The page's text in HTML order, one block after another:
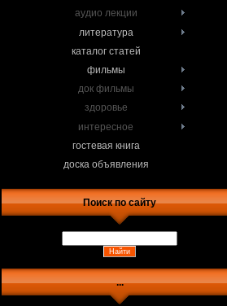
аудио лекции
литература
каталог статей
фильмы
док фильмы
здоровье
интересное
гостевая книга
доска объявления
Поиск по сайту
...